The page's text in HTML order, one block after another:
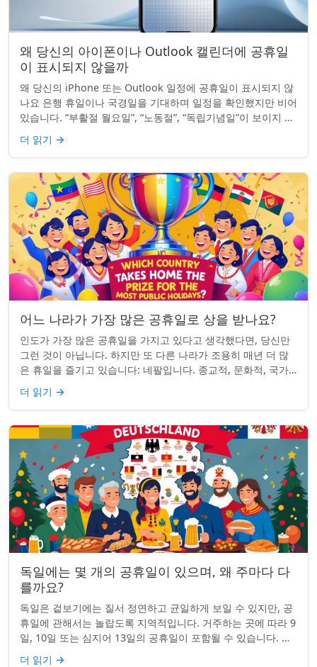
왜 당신의 아이폰이나 Outlook 캘린더에 공휴일
이 표시되지 않을까
왜 당신의 iPhone 또는 Outlook 일정에 공휴일이 표시되지 않
나요 은행 휴일이나 국경일을 기대하며 일정을 확인했지만 비어
있습니다. “부활절 월요일”, “노동절”, “독립기념일”이 보이지 않
네요. iPhon...
더 읽기 →
어느 나라가 가장 많은 공휴일로 상을 받나요?
인도가 가장 많은 공휴일을 가지고 있다고 생각했다면, 당신만
그런 것이 아닙니다. 하지만 또 다른 나라가 조용히 매년 더 많
은 휴일을 즐기고 있습니다: 네팔입니다. 종교적, 문화적, 국가
적 기념일이 혼합된 네팔은 현...
더 읽기 →
독일에는 몇 개의 공휴일이 있으며, 왜 주마다 다
를까요?
독일은 겉보기에는 질서 정연하고 균일하게 보일 수 있지만, 공
휴일에 관해서는 놀랍도록 지역적입니다. 거주하는 곳에 따라 9
일, 10일 또는 심지어 13일의 공휴일이 포함될 수 있습니다. 왜
그런 걸까요? 간단한 통찰...
더 읽기 →